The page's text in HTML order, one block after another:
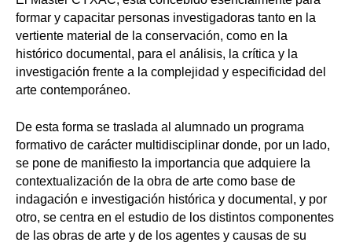
formar y capacitar personas investigadoras tanto en la
vertiente material de la conservación, como en la
histórico documental, para el análisis, la crítica y la
investigación frente a la complejidad y especificidad del
arte contemporáneo.
De esta forma se traslada al alumnado un programa
formativo de carácter multidisciplinar donde, por un lado,
se pone de manifiesto la importancia que adquiere la
contextualización de la obra de arte como base de
indagación e investigación histórica y documental, y por
otro, se centra en el estudio de los distintos componentes
de las obras de arte y de los agentes y causas de su